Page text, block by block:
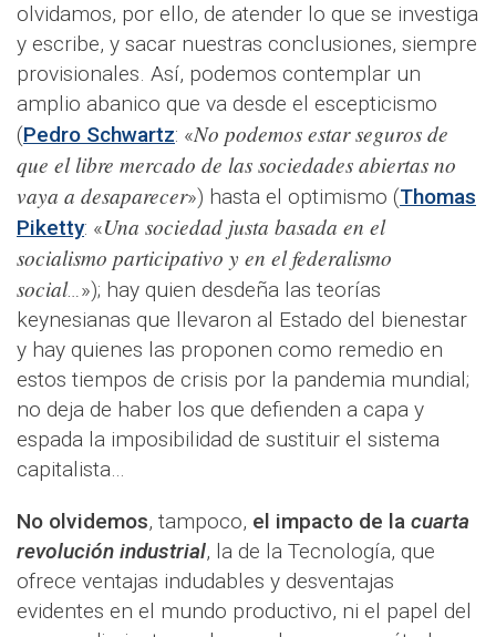
olvidamos, por ello, de atender lo que se investiga
y escribe, y sacar nuestras conclusiones, siempre
provisionales. Así, podemos contemplar un
amplio abanico que va desde el escepticismo
(Pedro Schwartz: «No podemos estar seguros de
que el libre mercado de las sociedades abiertas no
vaya a desaparecer») hasta el optimismo (Thomas
Piketty: «Una sociedad justa basada en el
socialismo participativo y en el federalismo
social…»); hay quien desdeña las teorías
keynesianas que llevaron al Estado del bienestar
y hay quienes las proponen como remedio en
estos tiempos de crisis por la pandemia mundial;
no deja de haber los que defienden a capa y
espada la imposibilidad de sustituir el sistema
capitalista…
No olvidemos, tampoco, el impacto de la cuarta
revolución industrial, la de la Tecnología, que
ofrece ventajas indudables y desventajas
evidentes en el mundo productivo, ni el papel del